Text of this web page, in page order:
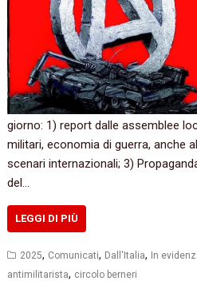
giorno: 1) report dalle assemblee
militari, economia di guerra, anche
scenari internazionali; 3)
del…
LEGGI DI PIÙ
2025, Comunicati, Dall'Italia, In
antimilitarista, circolo berneri